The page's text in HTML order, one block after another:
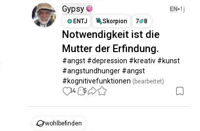
Gypsy EN 1j
ENTJ
Skorpion 7 8
Notwendigkeit ist die
Mutter der Erfindung.
#angst #depression #kreativ #kunst
#angstundhunger #angst
#kognitivefunktionen (bearbeitet)
14 5
wohlbefinden